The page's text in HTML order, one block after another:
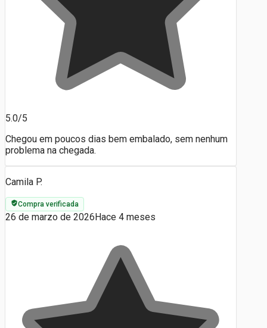
5.0/5
Chegou em poucos dias bem embalado, sem nenhum
problema na chegada.
Camila P.
Compra verificada
26 de marzo de 2026 Hace 4 meses